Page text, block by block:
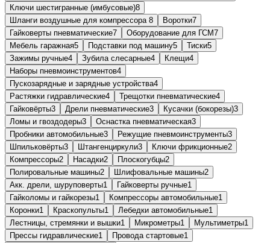
Ключи шестигранные (имбусовые)8
Шланги воздушные для компрессора 8 Воротки7
Гайковерты пневматические7 Оборудование для ГСМ7
Мебель гаражная5 Подставки под машину5 Тиски5
Зажимы ручные4 Зубила слесарные4 Клещи4
Наборы пневмоинструментов4
Пускозарядные и зарядные устройства4
Растяжки гидравлические4 Трещотки пневматические4
Гайковёрты3 Дрели пневматические3 Кусачки (бокорезы)3
Ломы и гвоздодеры3 Оснастка пневматическая3
Пробники автомобильные3 Режущие пневмоинструменты3
Шпильковёрты3 Штангенциркули3 Ключи фрикционные2
Компрессоры2 Насадки2 Плоскогубцы2
Полировальные машины2 Шлифовальные машины2
Акк. дрели, шуруповерты1 Гайковерты ручные1
Гайколомы и гайкорезы1 Компрессоры автомобильные1
Коронки1 Краскопульты1 Лебедки автомобильные1
Лестницы, стремянки и вышки1 Микрометры1 Мультиметры1
Прессы гидравлические1 Провода стартовые1